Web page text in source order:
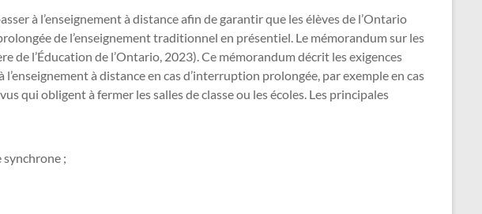
à l’enseignement à distance afin de garantir que les élèves de l’Ontario
de l’enseignement traditionnel en présentiel. Le mémorandum sur les
l’Éducation de l’Ontario, 2023). Ce mémorandum décrit les exigences
à distance en cas d’interruption prolongée, par exemple en cas
qui obligent à fermer les salles de classe ou les écoles. Les principales
synchrone ;